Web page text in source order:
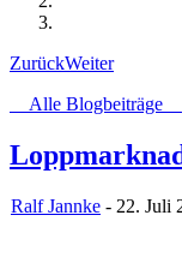
ZurückWeiter
Alle Blogbeiträge
Ralf Jannke - 22. Juli